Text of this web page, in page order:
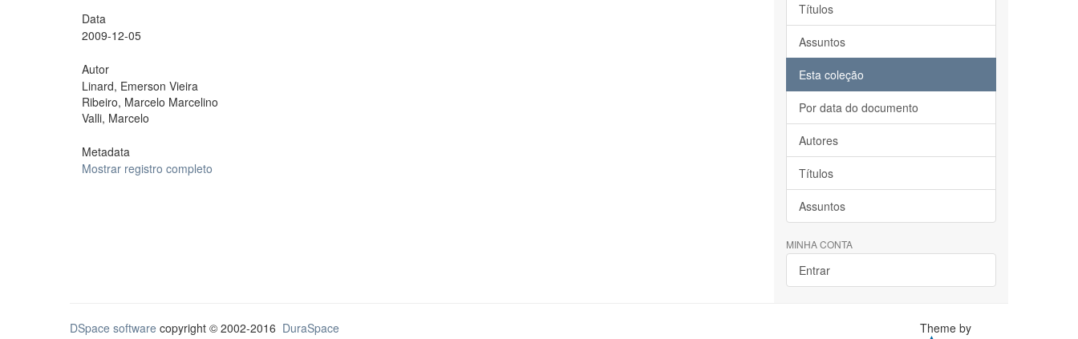
Data
2009-12-05
Autor
Linard, Emerson Vieira
Ribeiro, Marcelo Marcelino
Valli, Marcelo
Metadata
Mostrar registro completo
Títulos
Assuntos
Esta coleção
Por data do documento
Autores
Títulos
Assuntos
MINHA CONTA
Entrar
DSpace software copyright © 2002-2016 DuraSpace
Theme by